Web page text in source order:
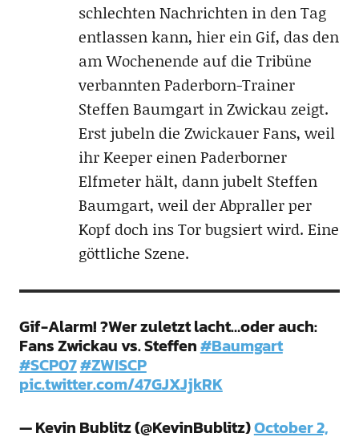
schlechten Nachrichten in den Tag
entlassen kann, hier ein Gif, das den
am Wochenende auf die Tribüne
verbannten Paderborn-Trainer
Steffen Baumgart in Zwickau zeigt.
Erst jubeln die Zwickauer Fans, weil
ihr Keeper einen Paderborner
Elfmeter hält, dann jubelt Steffen
Baumgart, weil der Abpraller per
Kopf doch ins Tor bugsiert wird. Eine
göttliche Szene.
Gif-Alarm! ?Wer zuletzt lacht…oder auch:
Fans Zwickau vs. Steffen#Baumgart
#SCP07#ZWISCP
pic.twitter.com/47GJXJjkRK
— Kevin Bublitz (@KevinBublitz)October 2,